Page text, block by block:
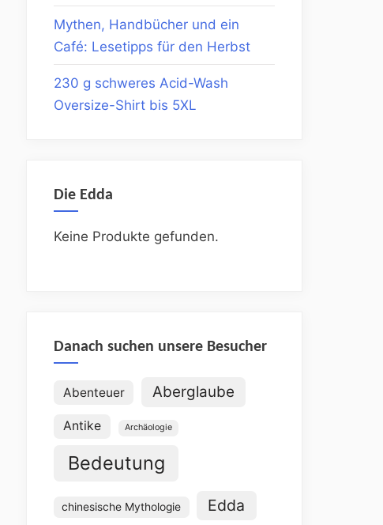
Mythen, Handbücher und ein
Café: Lesetipps für den Herbst
230 g schweres Acid-Wash
Oversize-Shirt bis 5XL
Die Edda
Keine Produkte gefunden.
Danach suchen unsere Besucher
Abenteuer Aberglaube
Antike Archäologie
Bedeutung
chinesische Mythologie Edda